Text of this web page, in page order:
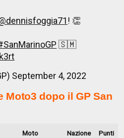
! 👏
🇸🇲
September 4, 2022
Moto3 dopo il GP San
Moto Nazione Punti